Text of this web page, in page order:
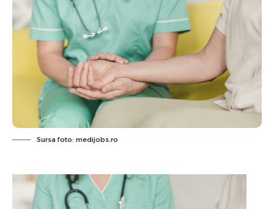
Sursa foto: medijobs.ro